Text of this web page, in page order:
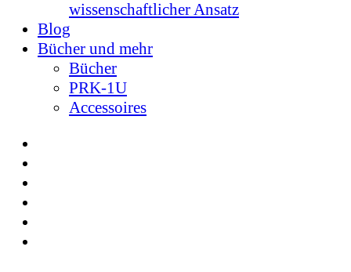
wissenschaftlicher Ansatz
Blog
Bücher und mehr
Bücher
PRK-1U
Accessoires